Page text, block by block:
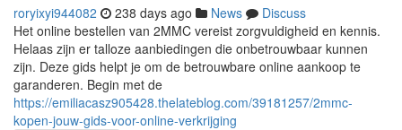
roryixyi944082 238 days ago News
Discuss
Het online bestellen van 2MMC vereist zorgvuldigheid en kennis.
Helaas zijn er talloze aanbiedingen die onbetrouwbaar kunnen
zijn. Deze gids helpt je om de betrouwbare online aankoop te
garanderen. Begin met de
https://emiliacasz905428.thelateblog.com/39181257/2mmc-
kopen-jouw-gids-voor-online-verkrijging